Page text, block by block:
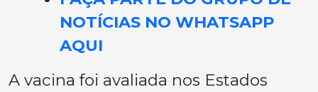
NOTÍCIAS NO WHATSAPP
AQUI
A vacina foi avaliada nos Estados